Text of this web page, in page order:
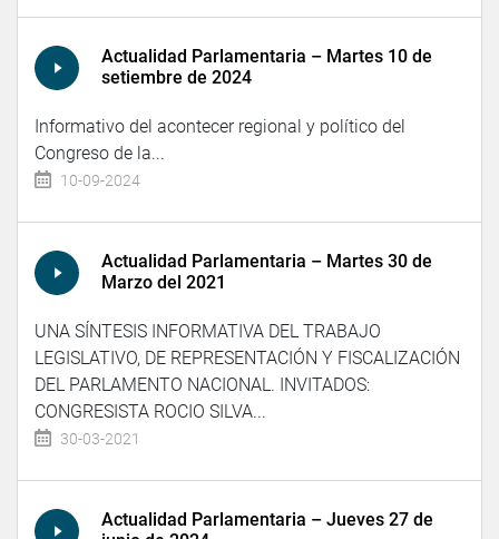
Actualidad Parlamentaria – Martes 10 de
setiembre de 2024
Informativo del acontecer regional y político del
Congreso de la...
10-09-2024
Actualidad Parlamentaria – Martes 30 de
Marzo del 2021
UNA SÍNTESIS INFORMATIVA DEL TRABAJO
LEGISLATIVO, DE REPRESENTACIÓN Y FISCALIZACIÓN
DEL PARLAMENTO NACIONAL. INVITADOS:
CONGRESISTA ROCIO SILVA...
30-03-2021
Actualidad Parlamentaria – Jueves 27 de